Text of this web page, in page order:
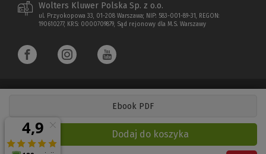
Ebook PDF
Dodaj do koszyka
Wolters Kluwer Polska Sp. z o.o.
ul. Przyokopowa 33, 01-208 Warszawa; NIP: 583-001-89-31, REGON:
190610277, KRS: 0000709879, Sąd rejonowy dla M.S. Warszawy
Copyright 1997 - 2026 Wolters Kluwer Polska Sp. z o.o.